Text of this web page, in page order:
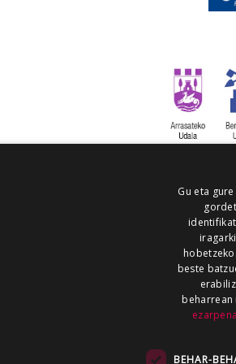
ALEA
Gu eta
hobetzeko.
beste
BEHAR-